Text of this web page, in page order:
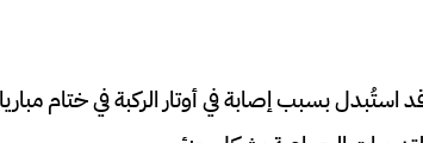
البالغ من العمر 34 عامًا قد استُبدل بسبب إصابة في أوتار الركبة في